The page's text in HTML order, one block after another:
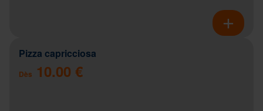
Pizza capricciosa
Dès 10.00 €